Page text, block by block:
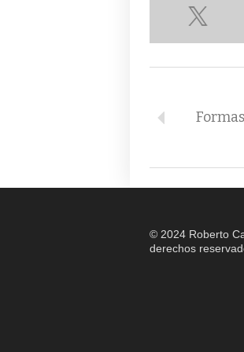
© 2024 Roberto
derechos